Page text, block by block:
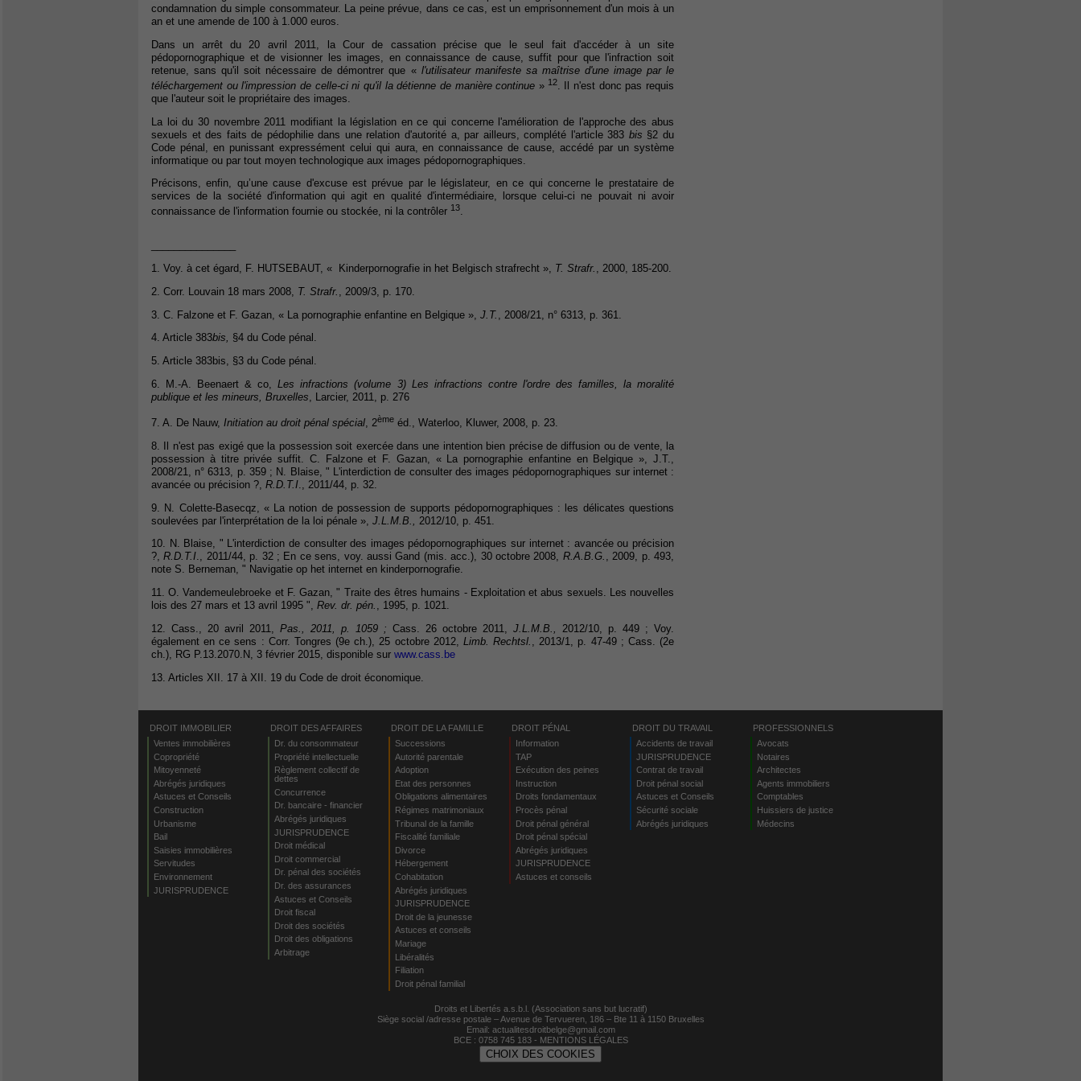
condamnation du simple consommateur. La peine prévue, dans ce cas, est un emprisonnement d'un mois à un
an et une amende de 100 à 1.000 euros.
Dans un arrêt du 20 avril 2011, la Cour de cassation précise que le seul fait d'accéder à un site
pédopornographique et de visionner les images, en connaissance de cause, suffit pour que l'infraction soit
retenue, sans qu'il soit nécessaire de démontrer que « l'utilisateur manifeste sa maîtrise d'une image par le
téléchargement ou l'impression de celle-ci ni qu'il la détienne de manière continue » 12. Il n'est donc pas requis
que l'auteur soit le propriétaire des images.
La loi du 30 novembre 2011 modifiant la législation en ce qui concerne l'amélioration de l'approche des abus
sexuels et des faits de pédophilie dans une relation d'autorité a, par ailleurs, complété l'article 383 bis §2 du
Code pénal, en punissant expressément celui qui aura, en connaissance de cause, accédé par un système
informatique ou par tout moyen technologique aux images pédopornographiques.
Précisons, enfin, qu’une cause d'excuse est prévue par le législateur, en ce qui concerne le prestataire de
services de la société d'information qui agit en qualité d'intermédiaire, lorsque celui-ci ne pouvait ni avoir
connaissance de l'information fournie ou stockée, ni la contrôler 13.
1. Voy. à cet égard, F. HUTSEBAUT, « Kinderpornografie in het Belgisch strafrecht », T. Strafr. , 2000, 185-200.
2. Corr. Louvain 18 mars 2008, T. Strafr.
, 2009/3, p. 170.
3. C. Falzone et F. Gazan, « La pornographie enfantine en Belgique », J.T.
, 2008/21, n° 6313, p. 361.
4. Article 383bis, §4 du Code pénal.
5. Article 383bis, §3 du Code pénal.
6. M.-A. Beenaert & co,Les infractions (volume 3) Les infractions contre l'ordre des familles, la moralité
publique et les mineurs, Bruxelles, Larcier, 2011, p. 276
7. A. De Nauw, Initiation au droit pénal spécial, 2ème éd., Waterloo, Kluwer, 2008, p. 23.
8. Il n'est pas exigé que la possession soit exercée dans une intention bien précise de diffusion ou de vente, la
possession à titre privée suffit. C. Falzone et F. Gazan, « La pornographie enfantine en Belgique », J.T.,
2008/21, n° 6313, p. 359 ; N. Blaise, " L'interdiction de consulter des images pédopornographiques sur internet :
avancée ou précision ?, R.D.T.I ., 2011/44, p. 32.
9. N. Colette-Basecqz, « La notion de possession de supports pédopornographiques : les délicates questions
soulevées par l'interprétation de la loi pénale », J.L.M.B.,
2012/10, p. 451.
10. N. Blaise, " L'interdiction de consulter des images pédopornographiques sur internet : avancée ou précision
?,R.D.T.I., 2011/44, p. 32 ; En ce sens, voy. aussi Gand (mis. acc.), 30 octobre 2008, R.A.B.G. , 2009, p. 493,
note S. Berneman, " Navigatie op het internet en kinderpornografie.
11. O. Vandemeulebroeke et F. Gazan, " Traite des êtres humains - Exploitation et abus sexuels. Les nouvelles
lois des 27 mars et 13 avril 1995 ", Rev. dr. pén. , 1995, p. 1021.
12. Cass., 20 avril 2011, Pas., 2011, p. 1059 ; Cass. 26 octobre 2011, J.L.M.B., 2012/10, p. 449 ; Voy.
également en ce sens : Corr. Tongres (9e ch.), 25 octobre 2012, Limb. Rechtsl. , 2013/1, p. 47-49 ; Cass. (2e
ch.), RG P.13.2070.N, 3 février 2015, disponible sur www.cass.be
13. Articles XII. 17 à XII. 19 du Code de droit économique.
DROIT IMMOBILIER
Ventes immobilières
Copropriété
Mitoyenneté
Abrégés juridiques
Astuces et Conseils
Construction
Urbanisme
Bail
Saisies immobilières
Servitudes
Environnement
JURISPRUDENCE
DROIT DES AFFAIRES
Dr. du consommateur
Propriété intellectuelle
Règlement collectif de
dettes
Concurrence
Dr. bancaire - financier
Abrégés juridiques
JURISPRUDENCE
Droit médical
Droit commercial
Dr. pénal des sociétés
Dr. des assurances
Astuces et Conseils
Droit fiscal
Droit des sociétés
Droit des obligations
Arbitrage
DROIT DE LA FAMILLE
Successions
Autorité parentale
Adoption
Etat des personnes
Obligations alimentaires
Régimes matrimoniaux
Tribunal de la famille
Fiscalité familiale
Divorce
Hébergement
Cohabitation
Abrégés juridiques
JURISPRUDENCE
Droit de la jeunesse
Astuces et conseils
Mariage
Libéralités
Filiation
Droit pénal familial
DROIT PÉNAL
Information
TAP
Exécution des peines
Instruction
Droits fondamentaux
Procès pénal
Droit pénal général
Droit pénal spécial
Abrégés juridiques
JURISPRUDENCE
Astuces et conseils
DROIT DU TRAVAIL
Accidents de travail
JURISPRUDENCE
Contrat de travail
Droit pénal social
Astuces et Conseils
Sécurité sociale
Abrégés juridiques
PROFESSIONNELS
Avocats
Notaires
Architectes
Agents immobiliers
Comptables
Huissiers de justice
Médecins
Droits et Libertés a.s.b.l. (Association sans but lucratif)
Siège social /adresse postale – Avenue de Tervueren, 186 – Bte 11 à 1150 Bruxelles
Email: actualitesdroitbelge@gmail.com
BCE : 0758 745 183 - MENTIONS LÉGALES
CHOIX DES COOKIES